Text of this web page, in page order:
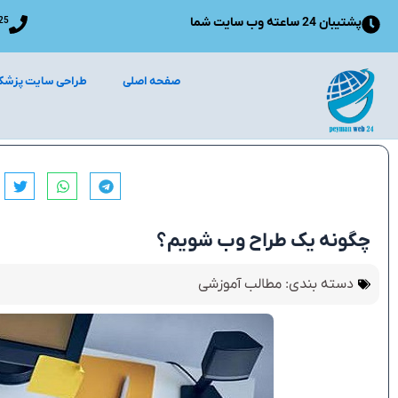
پرش
محتوا
پشتیبان 24 ساعته وب سایت شما
صفحه اصلی طراحی سایت
چگونه یک طراح وب شویم؟
دسته بندی: مطالب آموزشی